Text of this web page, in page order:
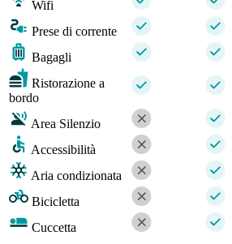
Wifi
Prese di corrente
Bagagli
Ristorazione a
bordo
Area Silenzio
Accessibilità
Aria condizionata
Bicicletta
Cuccetta